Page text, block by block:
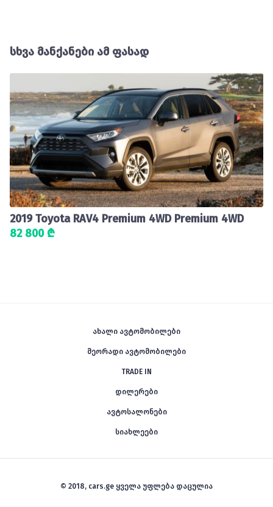
სხვა მანქანები ამ ფასად
2019 Toyota RAV4 Premium 4WD Premium 4WD
82 800 ₾
ახალი ავტომობილები
მეორადი ავტომობილები
TRADE IN
დილერები
ავტოსალონები
სიახლეები
© 2018, cars.ge ყველა უფლება დაცულია